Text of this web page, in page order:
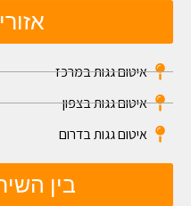
איטום גגות במרכז
איטום גגות בצפון
איטום גגות בדרום
בין